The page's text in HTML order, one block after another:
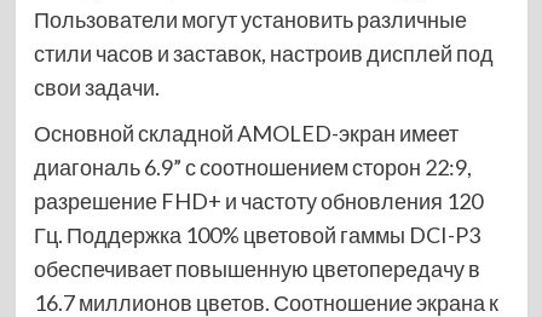
Пользователи могут установить различные
стили часов и заставок, настроив дисплей под
свои задачи.
Основной складной AMOLED-экран имеет
диагональ 6.9” с соотношением сторон 22:9,
разрешение FHD+ и частоту обновления 120
Гц. Поддержка 100% цветовой гаммы DCI-P3
обеспечивает повышенную цветопередачу в
16.7 миллионов цветов. Соотношение экрана к